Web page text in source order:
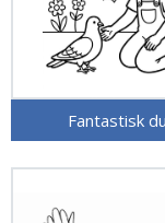
Fantastisk